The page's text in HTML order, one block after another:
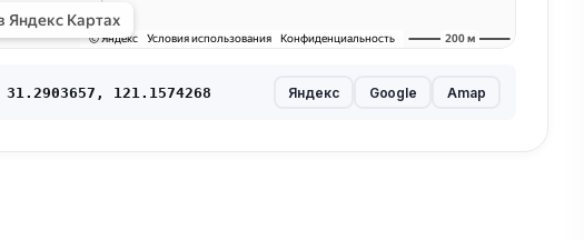
31.2903657, 121.1574268 Яндекс Google Amap